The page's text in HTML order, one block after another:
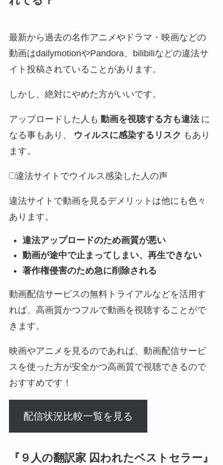
最新から過去の名作アニメやドラマ・映画などの
動画はdailymotionやPandora、bilibiliなどの違法サ
イト投稿されていることがあります。
しかし、絶対にやめた方がいいです。
アップロードした人も 動画を視聴する方も違法 に
なる事もあり、
ウィルスに感染するリスク もあり
ます。
違法サイトでウイルス感染した人の声
違法サイトで動画を見るデメリットは他にも色々
あります。
違法アップロードのため画質が悪い
動画が途中で止まってしまい、再生できない
著作権侵害のため急に削除される
動画配信サービスの無料トライアルなどを活用す
れば、高画質かつフルで動画を視聴することがで
きます。
映画やアニメを見るのであれば、動画配信サービ
スを使った方が安全かつ高画質で視聴できるので
おすすめです！
配信状況比較一覧を見る
『 ９人の翻訳家 囚われたベストセラー』